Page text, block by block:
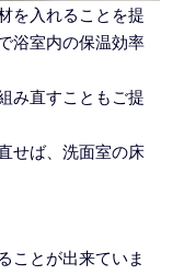
を入れることを提
浴室内の保温効率
み直すこともご提
せば、洗面室の床
ことが出来ていま